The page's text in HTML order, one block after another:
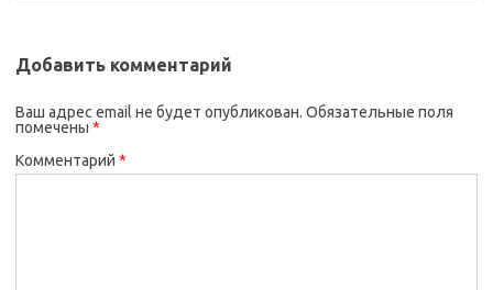
Добавить комментарий
Ваш адрес email не будет опубликован. Обязательные поля
помечены *
Комментарий *